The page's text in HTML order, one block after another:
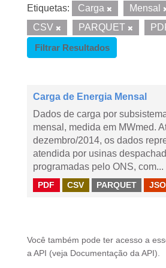
Etiquetas: Carga Mensal
CSV
PARQUET
Filtrar Resultados
Carga de Energia Mensal
Dados de carga por
mensal, medida em MWmed.
dezembro/2014, os dados
atendida por usinas
programadas pelo ONS, com...
PDF CSV PARQUET
Você também pode ter acesso a
a API (veja Documentação da API ).